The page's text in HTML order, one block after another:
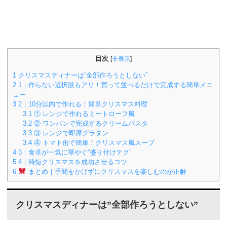
目次 [非表示]
1 クリスマスディナーは”全部作ろうとしない”
2 1｜作らない選択肢もアリ！買って並べるだけで完成する簡単メニ
ュー
3 2｜10分以内で作れる！簡単クリスマス料理
3.1 ① レンジで作れるミートローフ風
3.2 ② ワンパンで完成するクリームパスタ
3.3 ③ レンジで即席グラタン
3.4 ④ トマト缶で簡単！クリスマス風スープ
4 3｜食卓が一気に華やぐ“盛り付けテク”
5 4｜時短クリスマスを成功させるコツ
6
まとめ｜手間をかけずにクリスマスを楽しむのが正解
クリスマスディナーは”全部作ろうとしない”